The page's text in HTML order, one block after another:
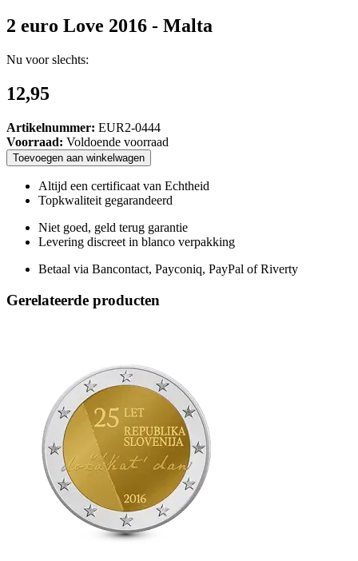
2 euro Love 2016 - Malta
Nu voor slechts:
12,95
Artikelnummer: EUR2-0444
Voorraad: Voldoende voorraad
Toevoegen aan winkelwagen
Altijd een certificaat van Echtheid
Topkwaliteit gegarandeerd
Niet goed, geld terug garantie
Levering discreet in blanco verpakking
Betaal via Bancontact, Payconiq, PayPal of Riverty
Gerelateerde producten